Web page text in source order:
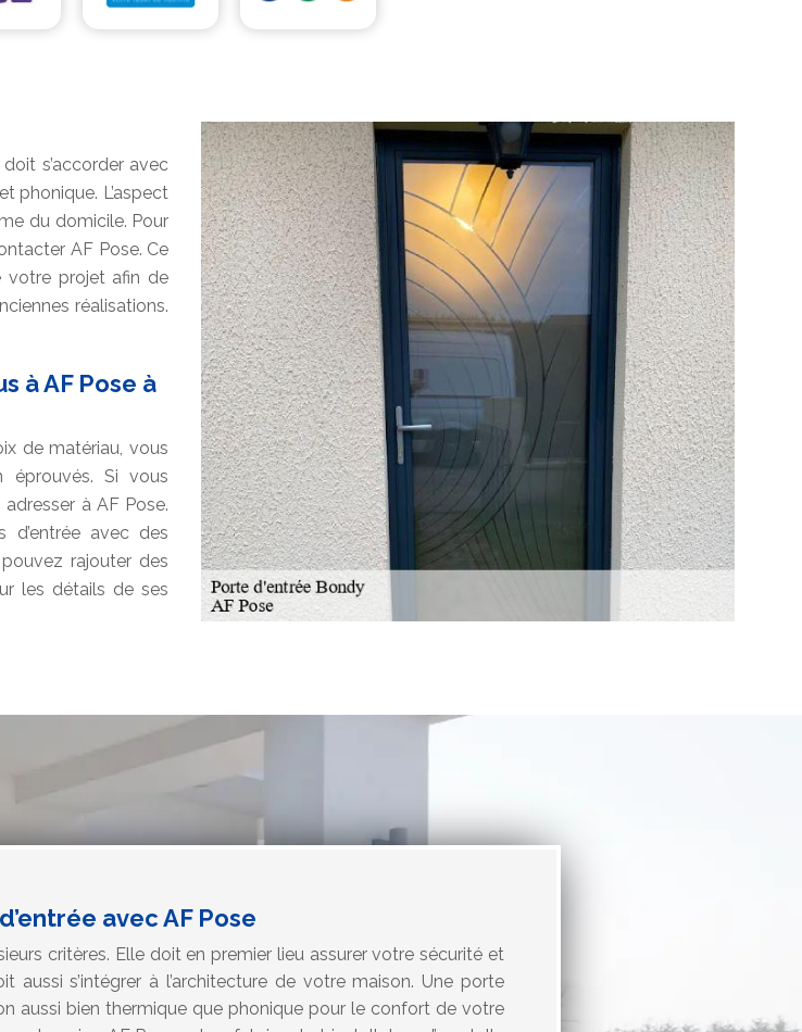
s’accorder avec
phonique. L’aspect
du domicile. Pour
AF Pose. Ce
votre projet afin de
réalisations.
à AF Pose à
de matériau, vous
éprouvés. Si vous
à AF Pose.
d’entrée avec des
rajouter des
les détails de ses
avec AF Pose
critères. Elle doit en premier lieu assurer votre sécurité et
s’intégrer à l’architecture de votre maison. Une porte
aussi bien thermique que phonique pour le confort de votre